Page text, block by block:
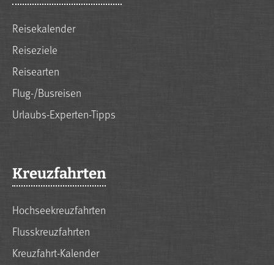
Reisekalender
Reiseziele
Reisearten
Flug-/Busreisen
Urlaubs-Experten-Tipps
Kreuzfahrten
Hochseekreuzfahrten
Flusskreuzfahrten
Kreuzfahrt-Kalender